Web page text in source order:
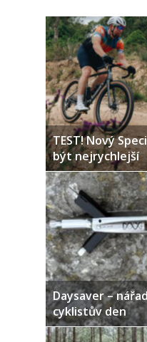
TEST! Nový
být nejrychlejší
Daysaver –
cyklistův den